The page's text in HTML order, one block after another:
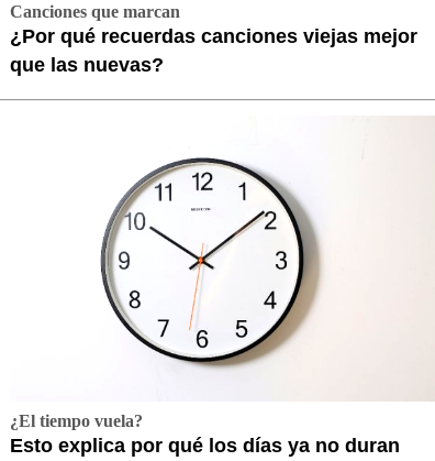
Canciones que marcan
¿Por qué recuerdas canciones viejas mejor
que las nuevas?
¿El tiempo vuela?
Esto explica por qué los días ya no duran